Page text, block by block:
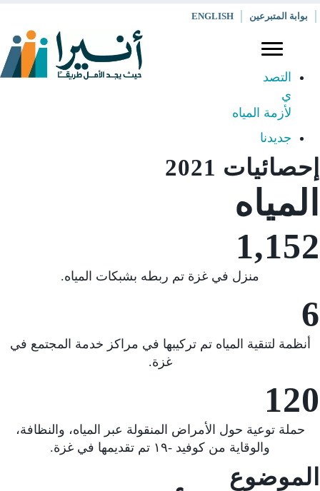
بوابة المتبرعين ENGLISH
التصد
ي
لأزمة المياه
جديدنا
إحصائيات 2021
المياه
1,152
منزل في غزة تم ربطه بشبكات المياه.
6
أنظمة لتنقية المياه تم تركيبها في مراكز خدمة المجتمع في
غزة.
120
حملة توعية حول الأمراض المنقولة عبر المياه، والنظافة،
والوقاية من كوفيد -١٩ تم تقديمها في غزة.
الموضوع